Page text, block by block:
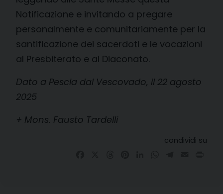
Notificazione e invitando a pregare
personalmente e comunitariamente per la
santificazione dei sacerdoti e le vocazioni
al Presbiterato e al Diaconato.
Dato a Pescia dal Vescovado, il 22 agosto
2025
+ Mons. Fausto Tardelli
condividi su